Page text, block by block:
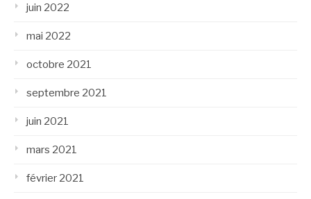
juin 2022
mai 2022
octobre 2021
septembre 2021
juin 2021
mars 2021
février 2021